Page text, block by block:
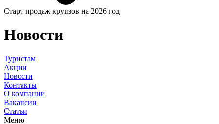
Старт продаж круизов на 2026 год
Новости
Туристам
Акции
Новости
Контакты
О компании
Вакансии
Статьи
Меню